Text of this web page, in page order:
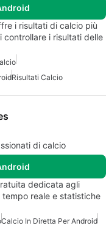
i risultati di calcio più
controllare i risultati delle
Risultati Calcio
di calcio
dedicata agli
reale e statistiche
Calcio In Diretta Per Android